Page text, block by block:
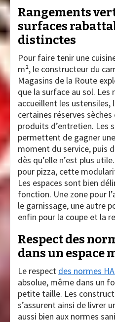
Rangements
surfaces
distinctes
Pour faire tenir une
m², le constructeur du
Magasins de la Route
que la surface au sol.
accueillent les ustensiles,
certaines réserves
produits d’entretien. Les
permettent de gagner
moment du service, puis
dès qu’elle n’est plus
pour pizza, cette
Les espaces sont bien
fonction. Une zone pour
le garnissage, une autre
enfin pour la coupe et la
Respect des
dans un espace
Le respect des normes
absolue, même dans un
petite taille. Les
s’assurent ainsi de livrer
aussi bien aux normes